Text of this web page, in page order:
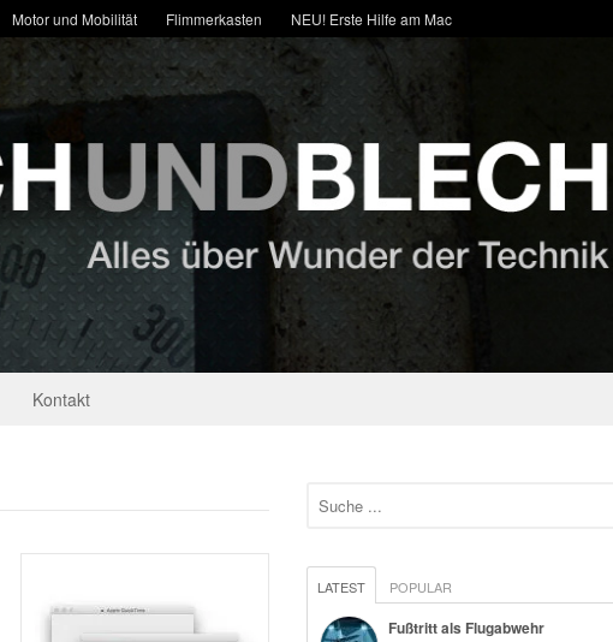
Motor und Mobilität Flimmerkasten NEU! Erste Hilfe am Mac
Kontakt
LATEST POPULAR
Fußtritt als Flugabwehr